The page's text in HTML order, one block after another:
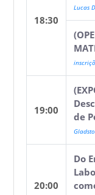
18:30
Lucas
19:00
de
20:00
Do